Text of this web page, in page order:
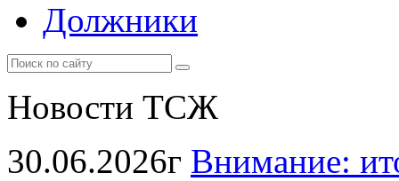
Должники
Новости ТСЖ
30.06.2026г Внимание: